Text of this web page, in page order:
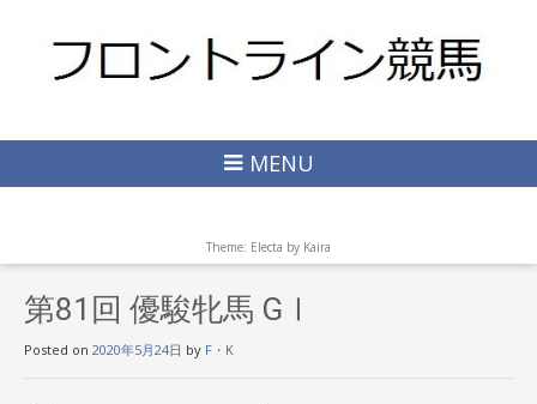
MENU
Theme: Electa by Kaira
第81回 優駿牝馬 GⅠ
Posted on 2020年5月24日 by F・K